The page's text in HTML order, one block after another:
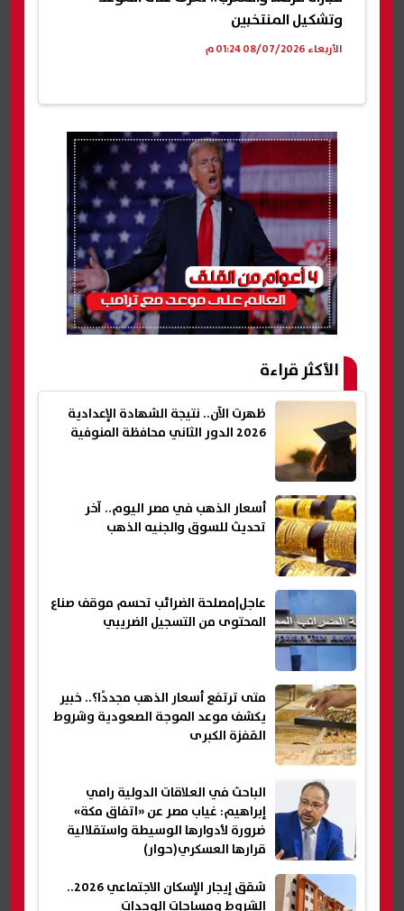
وتشكيل المنتخبين
الأربعاء 08/07/2026 01:24 م
الأكثر قراءة
ظهرت الآن.. نتيجة الشهادة الإعدادية
2026 الدور الثاني محافظة المنوفية
أسعار الذهب في مصر اليوم.. آخر
تحديث للسوق والجنيه الذهب
عاجل|مصلحة الضرائب تحسم موقف صناع
المحتوى من التسجيل الضريبي
متى ترتفع أسعار الذهب مجددًا؟.. خبير
يكشف موعد الموجة الصعودية وشروط
القفزة الكبرى
الباحث في العلاقات الدولية رامي
إبراهيم: غياب مصر عن «اتفاق مكة»
ضرورة لأدوارها الوسيطة واستقلالية
قرارها العسكري(حوار)
شقق إيجار الإسكان الاجتماعي 2026..
الشروط ومساحات الوحدات